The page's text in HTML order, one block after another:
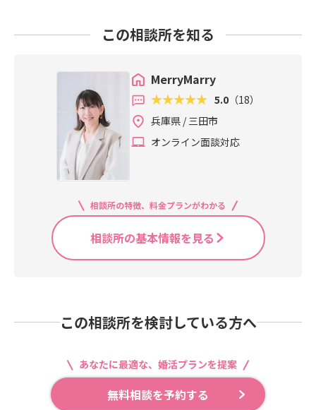
この相談所を知る
MerryMarry
5.0 （18）
兵庫県 / 三田市
オンライン面談対応
相談所の特徴、料金プランがわかる
相談所の基本情報を見る
この相談所を検討している方へ
あなたに最適な、婚活プランを提案
無料相談を予約する